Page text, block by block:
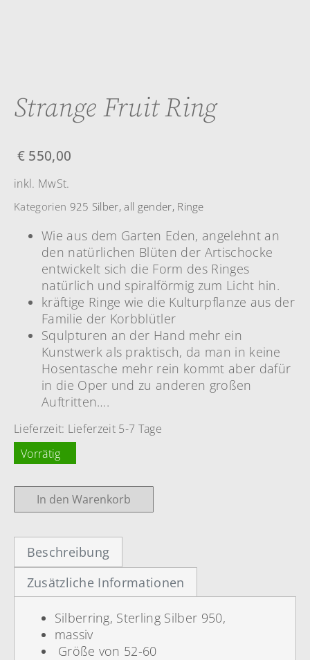
Strange Fruit Ring
€ 550,00
inkl. MwSt.
Kategorien 925 Silber,all gender, Ringe
Wie aus dem Garten Eden, angelehnt an
den natürlichen Blüten der Artischocke
entwickelt sich die Form des Ringes
natürlich und spiralförmig zum Licht hin.
kräftige Ringe wie die Kulturpflanze aus der
Familie der Korbblütler
Squlpturen an der Hand mehr ein
Kunstwerk als praktisch, da man in keine
Hosentasche mehr rein kommt aber dafür
in die Oper und zu anderen großen
Auftritten….
Lieferzeit: Lieferzeit 5-7 Tage
Vorrätig
In den Warenkorb
Beschreibung
Zusätzliche Informationen
Silberring, Sterling Silber 950,
massiv
Größe von 52-60